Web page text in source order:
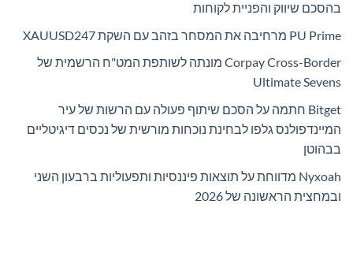
בהסכם שיווק והפניית לקוחות
PU Prime מרחיבה את המסחר בזהב עם השקת XAUUSD247
Corpay Cross-Border מונתה לשותפת המט"ח הרשמית של
Ultimate Sevens
Bitget חתמה על הסכם שיתוף פעולה עם הרשות של עיר
המיינדפולנס גלפו לבחינת נוכחות מורשית של נכסים דיגיטליים
בבהוטן
Nyxoah מדווחת על תוצאות פיננסיות ותפעוליות ברבעון השני
ובמחצית הראשונה של 2026